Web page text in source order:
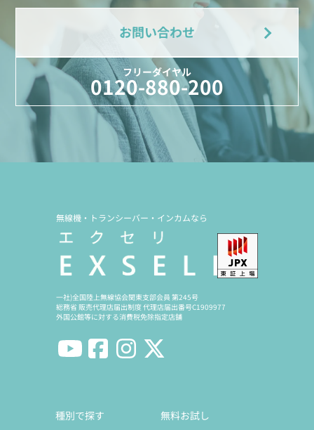
お問い合わせ
フリーダイヤル
0120-880-200
無線機・トランシーバー・インカムなら
一社)全国陸上無線協会関東支部会員 第245号
総務省 販売代理店届出制度 代理店届出番号C1909977
外国公館等に対する消費税免除指定店舗
種別で探す 無料お試し